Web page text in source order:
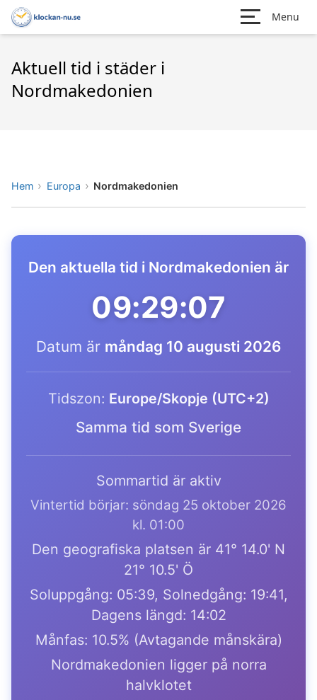
Menu
Aktuell tid i städer i
Nordmakedonien
Hem Europa Nordmakedonien
Den aktuella tid i Nordmakedonien är
09:29:07
Datum är måndag 10 augusti 2026
Tidszon: Europe/Skopje (UTC+2)
Samma tid som Sverige
Sommartid är aktiv
Vintertid börjar: söndag 25 oktober 2026
kl. 01:00
Den geografiska platsen är 41° 14.0' N
21° 10.5' Ö
Soluppgång: 05:39, Solnedgång: 19:41,
Dagens längd: 14:02
Månfas: 10.5% (Avtagande månskära)
Nordmakedonien ligger på norra
halvklotet